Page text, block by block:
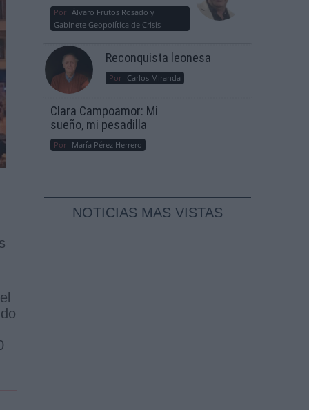
Por Álvaro Frutos Rosado y
Gabinete Geopolítica de Crisis
Reconquista leonesa
Por Carlos Miranda
Clara Campoamor: Mi
sueño, mi pesadilla
Por María Pérez Herrero
NOTICIAS MAS VISTAS